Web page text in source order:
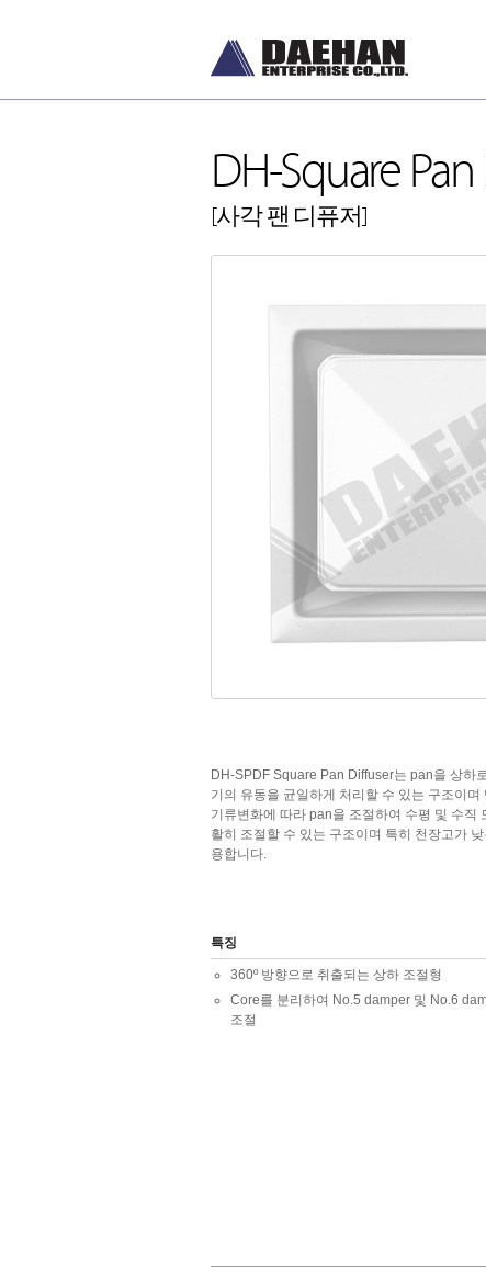
DH-Square
[사각 팬 디퓨저]
DH-SPDF Square Pan Diffuser는 pan을 상하
기의 유동을 균일하게 처리할 수 있는 구조이며
기류변화에 따라 pan을 조절하여 수평 및 수직
활히 조절할 수 있는 구조이며 특히 천장고가
용합니다.
특징
360º 방향으로 취출되는 상하 조절형
Core를 분리하여 No.5 damper 및 No.6
조절
DH-Diffusers
DH-Dampers
ETC , Accessories
[악세서리]